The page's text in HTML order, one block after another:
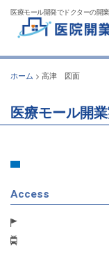
医療モール開発でドクターの開
ホーム > 高津 図面
医療モール開
Access